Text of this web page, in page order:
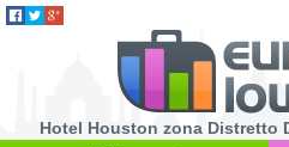
Hotel Houston zona Distretto